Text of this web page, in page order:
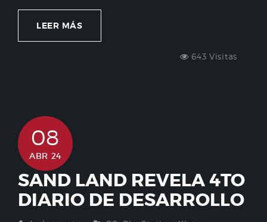
LEER MÁS
643 Visitas
08
ABR 24
SAND LAND REVELA 4TO
DIARIO DE DESARROLLO